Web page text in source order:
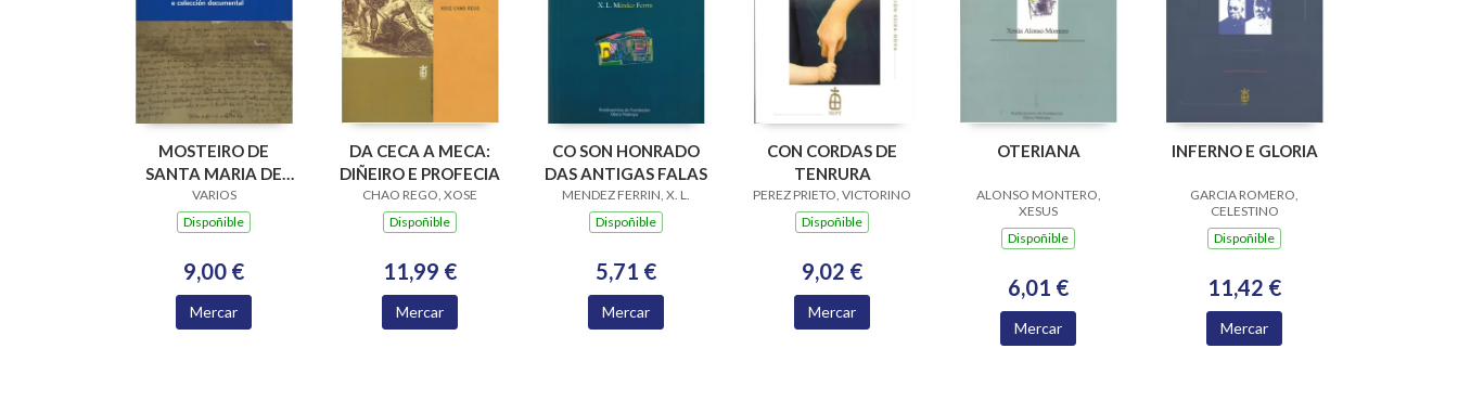
MOSTEIRO DE
SANTA MARIA DE
XUNQUEIRA DE
ESPADANEDO SXII-
VARIOS
Dispoñible
9,00 €
Mercar
DA CECA A MECA:
DIÑEIRO E PROFECIA
CHAO REGO, XOSE
Dispoñible
11,99 €
Mercar
CO SON HONRADO
DAS ANTIGAS FALAS
MENDEZ FERRIN, X. L.
Dispoñible
5,71 €
Mercar
CON CORDAS DE
TENRURA
PEREZ PRIETO, VICTORINO
Dispoñible
9,02 €
Mercar
OTERIANA
ALONSO MONTERO,
XESUS
Dispoñible
6,01 €
Mercar
INFERNO E GLORIA
GARCIA ROMERO,
CELESTINO
Dispoñible
11,42 €
Mercar